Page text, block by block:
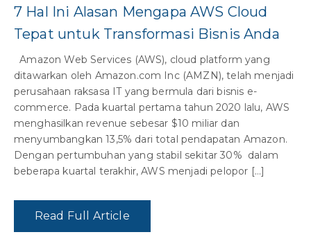
7 Hal Ini Alasan Mengapa AWS Cloud
Tepat untuk Transformasi Bisnis Anda
Amazon Web Services (AWS), cloud platform yang
ditawarkan oleh Amazon.com Inc (AMZN), telah menjadi
perusahaan raksasa IT yang bermula dari bisnis e-
commerce. Pada kuartal pertama tahun 2020 lalu, AWS
menghasilkan revenue sebesar $10 miliar dan
menyumbangkan 13,5% dari total pendapatan Amazon.
Dengan pertumbuhan yang stabil sekitar 30% dalam
beberapa kuartal terakhir, AWS menjadi pelopor […]
Read Full Article